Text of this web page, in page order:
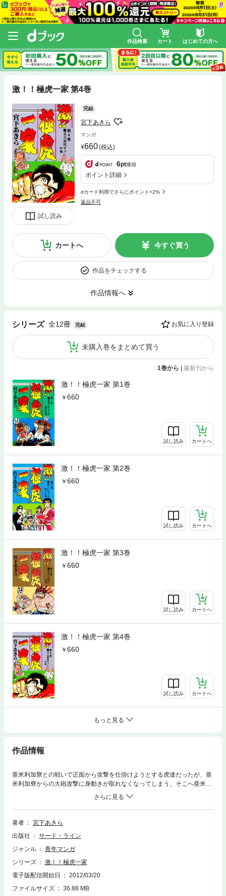
作品検索 カート はじめての方へ
激！！極虎一家 第4巻
試し読み
完結
宮下あきら
マンガ
660(税込)
6pt獲得
ポイント詳細
dカード利用でさらにポイント+2%
返品不可
カートへ 今すぐ買う
作品をチェックする
作品情報へ
シリーズ 全12冊 完結 お気に入り登録
未購入巻をまとめて買う
1巻から 最新刊から
激！！極虎一家 第1巻
660
試し読み カートへ
激！！極虎一家 第2巻
660
試し読み カートへ
激！！極虎一家 第3巻
660
試し読み カートへ
激！！極虎一家 第4巻
660
試し読み カートへ
もっと見る
作品情報
亜米利加寮との戦いで正面から攻撃を仕掛けようとする虎達だったが、亜
米利加寮からの大砲攻撃に身動きが取れなくなってしまう。そこへ亜米利
加寮のボスに撃たれて重体のはずの国士玉三郎が現れて、砲撃の中、刀ひ
とつで亜米利加寮へ突入していく。玉三郎を連れ戻そうとする虎は、学帽
政に制止されて……!?
著者
宮下あきら
出版社
サード・ライン
ジャンル
青年マンガ
シリーズ
激！！極虎一家
電子版配信開始日
2012/03/20
ファイルサイズ
36.88 MB